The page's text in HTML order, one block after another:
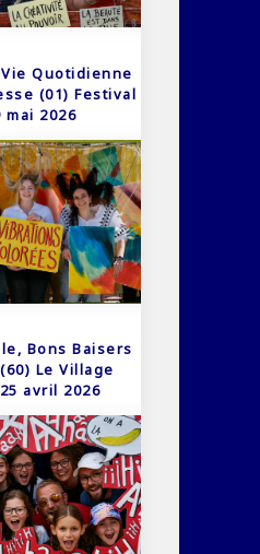
Quotidienne
(01) Festival
mai 2026
Bons Baisers
(60) Le Village
avril 2026